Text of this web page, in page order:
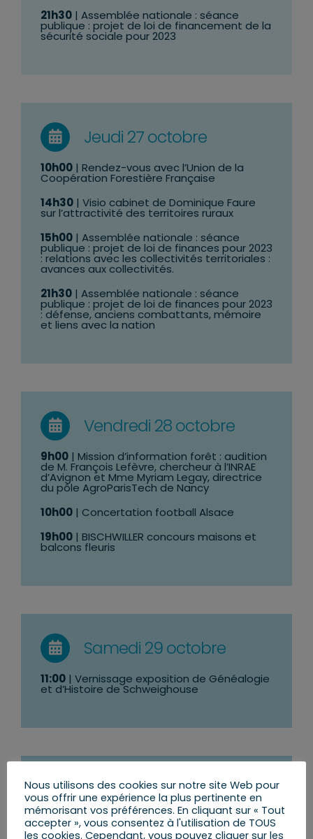
21h30| Assemblée nationale : séance
publique : projet de loi de financement de la
sécurité sociale pour 2023
Jeudi 27 octobre
10h00| Rendez-vous avec l’Union de la
Coopération Forestière Française
14h30| Visio cabinet de Dominique Faure
sur l’attractivité des territoires ruraux
15h00| Assemblée nationale : séance
publique : projet de loi de finances pour 2023
: relations avec les collectivités territoriales :
avances aux collectivités.
21h30| Assemblée nationale : séance
publique : projet de loi de finances pour 2023
: défense, anciens combattants, mémoire
et liens avec la nation
Vendredi 28 octobre
9h00| Mission d’information forêt : audition
de M. François Lefèvre, chercheur à l’INRAE
d’Avignon et Mme Myriam Legay, directrice
du pôle AgroParisTech de Nancy
10h00| Concertation football Alsace
19h00| BISCHWILLER concours maisons et
balcons fleuris
Samedi 29 octobre
11:00| Vernissage exposition de Généalogie
et d’Histoire de Schweighouse
Dimanche 30 octobre
11h00| WEITBRUCH : Vin d’honneur exposition
oiseaux exotiques
Nous utilisons des cookies sur notre site Web pour
vous offrir une expérience la plus pertinente en
mémorisant vos préférences. En cliquant sur « Tout
accepter », vous consentez à l'utilisation de TOUS
les cookies. Cependant, vous pouvez cliquer sur les